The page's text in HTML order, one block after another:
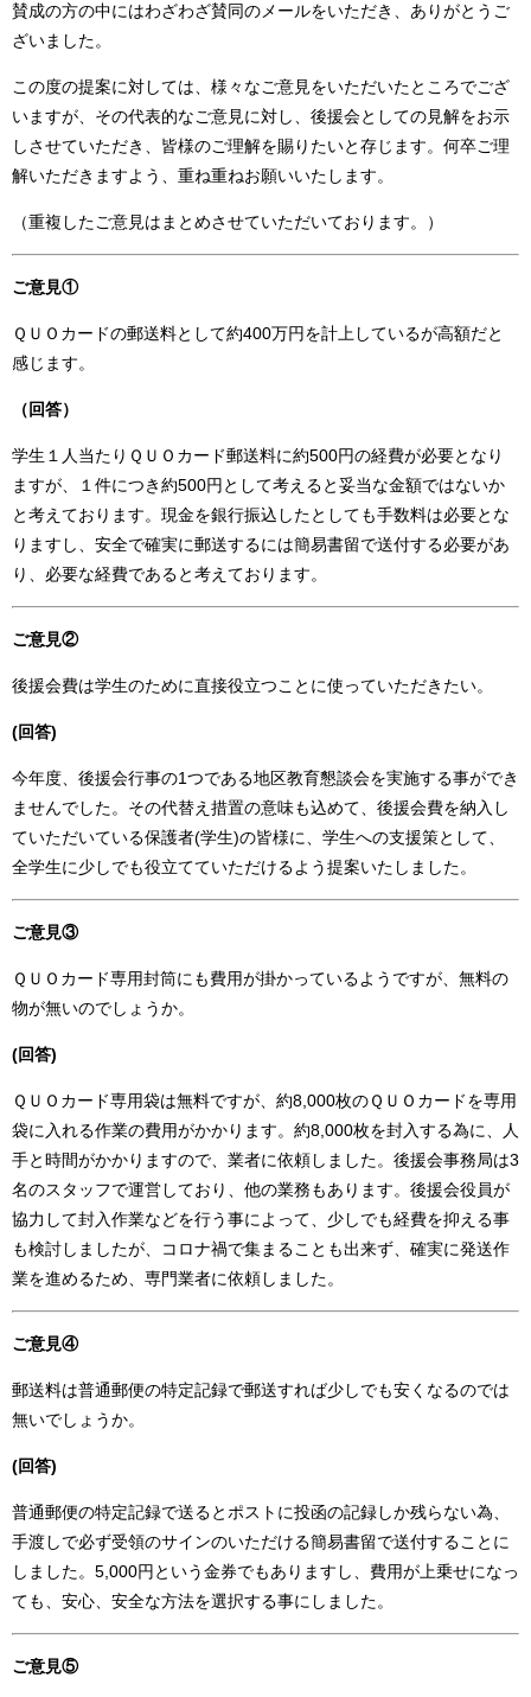
賛成の方の中にはわざわざ賛同のメールをいただき、ありがとうご
ざいました。
この度の提案に対しては、様々なご意見をいただいたところでござ
いますが、その代表的なご意見に対し、後援会としての見解をお示
しさせていただき、皆様のご理解を賜りたいと存じます。何卒ご理
解いただきますよう、重ね重ねお願いいたします。
（重複したご意見はまとめさせていただいております。）
ご意見①
ＱＵＯカードの郵送料として約400万円を計上しているが高額だと
感じます。
（回答）
学生１人当たりＱＵＯカード郵送料に約500円の経費が必要となり
ますが、１件につき約500円として考えると妥当な金額ではないか
と考えております。現金を銀行振込したとしても手数料は必要とな
りますし、安全で確実に郵送するには簡易書留で送付する必要があ
り、必要な経費であると考えております。
ご意見②
後援会費は学生のために直接役立つことに使っていただきたい。
(回答)
今年度、後援会行事の1つである地区教育懇談会を実施する事ができ
ませんでした。その代替え措置の意味も込めて、後援会費を納入し
ていただいている保護者(学生)の皆様に、学生への支援策として、
全学生に少しでも役立てていただけるよう提案いたしました。
ご意見③
ＱＵＯカード専用封筒にも費用が掛かっているようですが、無料の
物が無いのでしょうか。
(回答)
ＱＵＯカード専用袋は無料ですが、約8,000枚のＱＵＯカードを専用
袋に入れる作業の費用がかかります。約8,000枚を封入する為に、人
手と時間がかかりますので、業者に依頼しました。後援会事務局は3
名のスタッフで運営しており、他の業務もあります。後援会役員が
協力して封入作業などを行う事によって、少しでも経費を抑える事
も検討しましたが、コロナ禍で集まることも出来ず、確実に発送作
業を進めるため、専門業者に依頼しました。
ご意見④
郵送料は普通郵便の特定記録で郵送すれば少しでも安くなるのでは
無いでしょうか。
(回答)
普通郵便の特定記録で送るとポストに投函の記録しか残らない為、
手渡しで必ず受領のサインのいただける簡易書留で送付することに
しました。5,000円という金券でもありますし、費用が上乗せになっ
ても、安心、安全な方法を選択する事にしました。
ご意見⑤